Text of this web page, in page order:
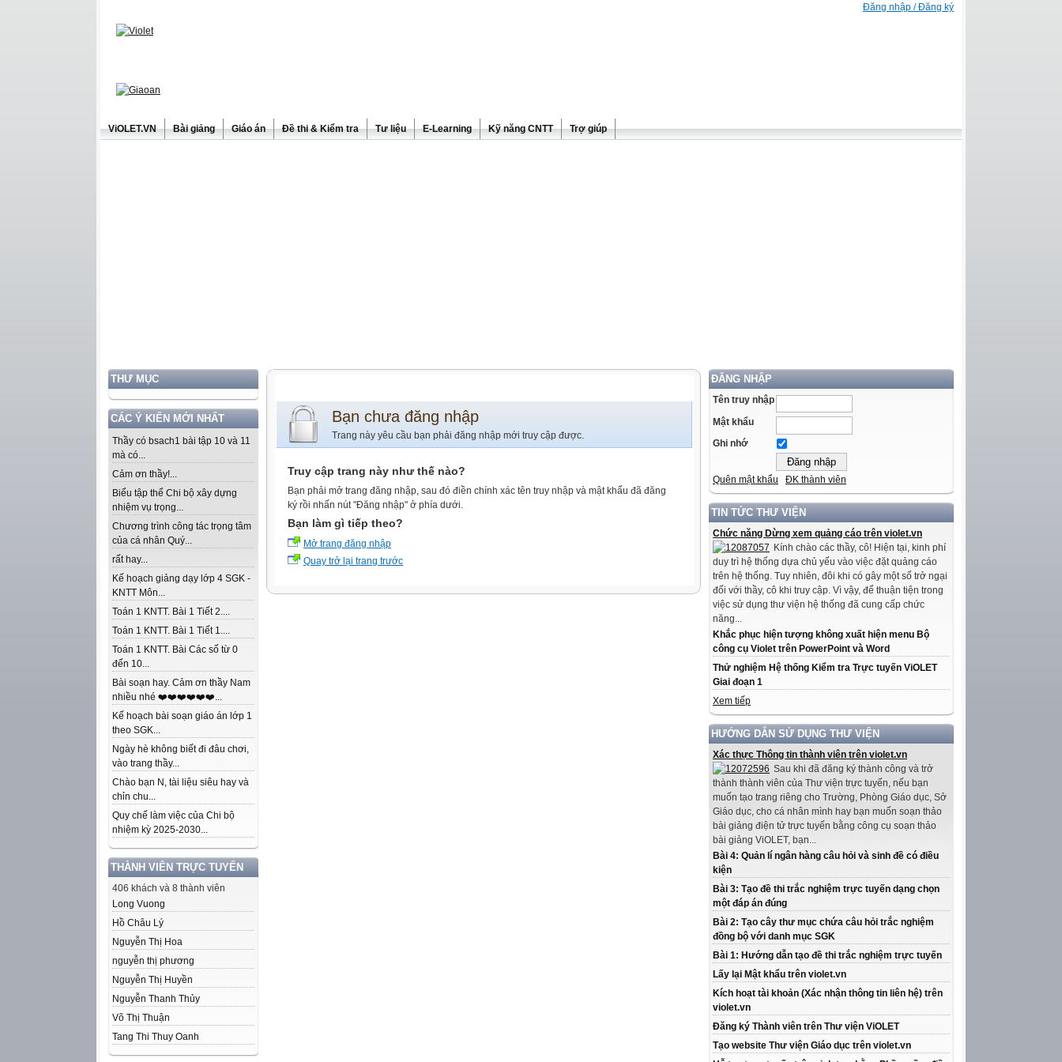
Đăng nhập / Đăng ký
ViOLET.VN Bài giảng Giáo án Đề thi & Kiểm tra Tư liệu E-Learning Kỹ năng CNTT Trợ giúp
THƯ MỤC
CÁC Ý KIẾN MỚI NHẤT
Thầy có bsach1 bài tập 10 và 11
mà có...
Cảm ơn thầy!...
Biểu tập thể Chi bộ xây dựng
nhiệm vụ trọng...
Chương trình công tác trọng tâm
của cá nhân Quý...
rất hay...
Kế hoạch giảng dạy lớp 4 SGK -
KNTT Môn...
Toán 1 KNTT. Bài 1 Tiết 2....
Toán 1 KNTT. Bài 1 Tiết 1....
Toán 1 KNTT. Bài Các số từ 0
đến 10...
Bài soạn hay. Cảm ơn thầy Nam
nhiều nhé ❤️❤️❤️❤️❤️❤️...
Kế hoạch bài soạn giáo án lớp 1
theo SGK...
Ngày hè không biết đi đâu chơi,
vào trang thầy...
Chào bạn N, tài liệu siêu hay và
chỉn chu...
Quy chế làm việc của Chi bộ
nhiệm kỳ 2025-2030...
THÀNH VIÊN TRỰC TUYẾN
406 khách và 8 thành viên
Long Vuong
Hồ Châu Lý
Nguyễn Thị Hoa
nguyễn thị phương
Nguyễn Thị Huyền
Nguyễn Thanh Thủy
Võ Thị Thuận
Tang Thi Thuy Oanh
ĐĂNG NHẬP
Tên truy nhập
Mật khẩu
Ghi nhớ
Quên mật khẩu ĐK thành viên
TIN TỨC THƯ VIỆN
Chức năng Dừng xem quảng cáo trên violet.vn
Kính chào các thầy, cô! Hiện tại, kinh phí
duy trì hệ thống dựa chủ yếu vào việc đặt quảng cáo
trên hệ thống. Tuy nhiên, đôi khi có gây một số trở ngại
đối với thầy, cô khi truy cập. Vì vậy, để thuận tiện trong
việc sử dụng thư viện hệ thống đã cung cấp chức
năng...
Khắc phục hiện tượng không xuất hiện menu Bộ
công cụ Violet trên PowerPoint và Word
Thử nghiệm Hệ thống Kiểm tra Trực tuyến ViOLET
Giai đoạn 1
Xem tiếp
HƯỚNG DẪN SỬ DỤNG THƯ VIỆN
Xác thực Thông tin thành viên trên violet.vn
Sau khi đã đăng ký thành công và trở
thành thành viên của Thư viện trực tuyến, nếu bạn
muốn tạo trang riêng cho Trường, Phòng Giáo dục, Sở
Giáo dục, cho cá nhân mình hay bạn muốn soạn thảo
bài giảng điện tử trực tuyến bằng công cụ soạn thảo
bài giảng ViOLET, bạn...
Bài 4: Quản lí ngân hàng câu hỏi và sinh đề có điều
kiện
Bài 3: Tạo đề thi trắc nghiệm trực tuyến dạng chọn
một đáp án đúng
Bài 2: Tạo cây thư mục chứa câu hỏi trắc nghiệm
đồng bộ với danh mục SGK
Bài 1: Hướng dẫn tạo đề thi trắc nghiệm trực tuyến
Lấy lại Mật khẩu trên violet.vn
Kích hoạt tài khoản (Xác nhận thông tin liên hệ) trên
violet.vn
Đăng ký Thành viên trên Thư viện ViOLET
Tạo website Thư viện Giáo dục trên violet.vn
Bạn chưa đăng nhập
Trang này yêu cầu bạn phải đăng nhập mới truy cập được.
Truy cập trang này như thế nào?
Bạn phải mở trang đăng nhập, sau đó điền chính xác tên truy nhập và mật khẩu đã đăng
ký rồi nhấn nút "Đăng nhập" ở phía dưới.
Bạn làm gì tiếp theo?
Mở trang đăng nhập
Quay trở lại trang trước